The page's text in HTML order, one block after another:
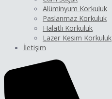
Alüminyum Korkuluk
Paslanmaz Korkuluk
Halatlı Korkuluk
Lazer Kesim Korkuluk
İletişim